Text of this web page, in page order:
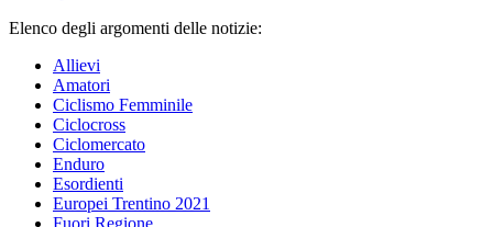
Elenco degli argomenti delle notizie:
Allievi
Amatori
Ciclismo Femminile
Ciclocross
Ciclomercato
Enduro
Esordienti
Europei Trentino 2021
Fuori Regione